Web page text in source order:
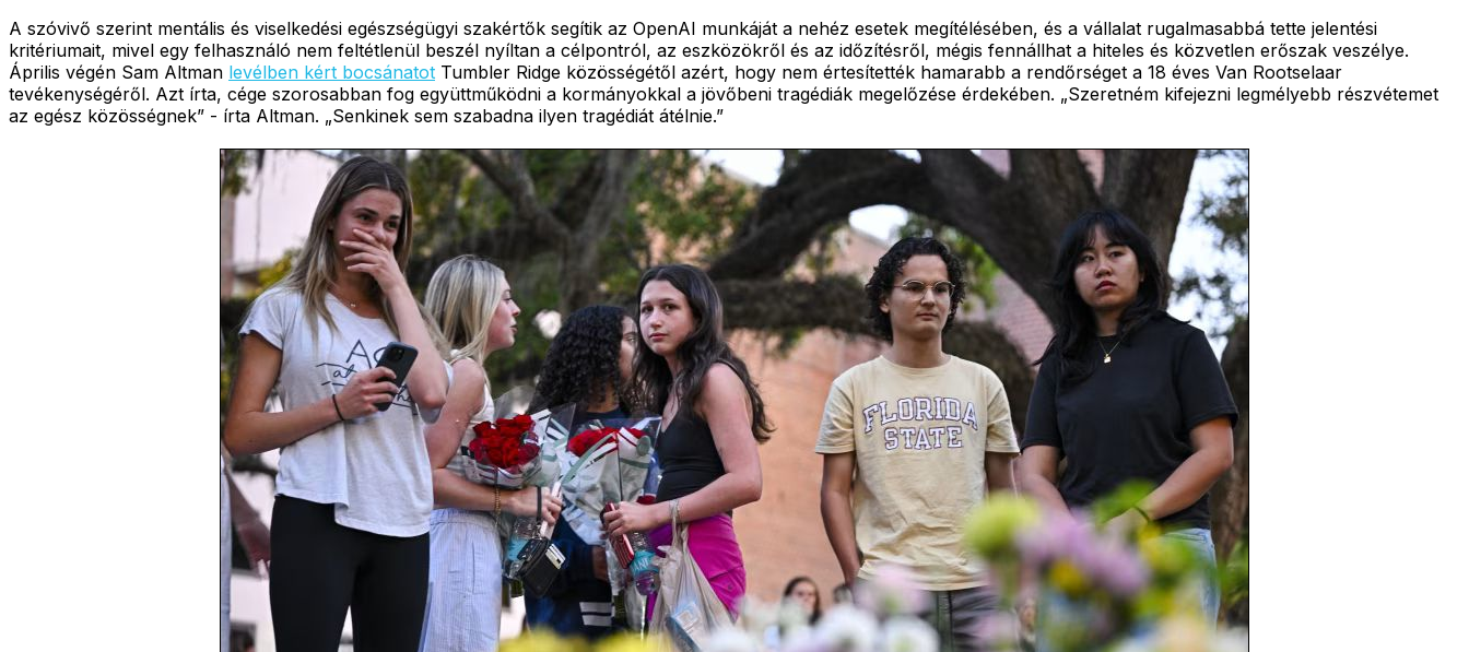
A szóvivő szerint mentális és viselkedési egészségügyi szakértők segítik az OpenAI munkáját a nehéz esetek megítélésében, és a vállalat rugalmasabbá tette jelentési
kritériumait, mivel egy felhasználó nem feltétlenül beszél nyíltan a célpontról, az eszközökről és az időzítésről, mégis fennállhat a hiteles és közvetlen erőszak veszélye.
Április végén Sam Altman levélben kért bocsánatot Tumbler Ridge közösségétől azért, hogy nem értesítették hamarabb a rendőrséget a 18 éves Van Rootselaar
tevékenységéről. Azt írta, cége szorosabban fog együttműködni a kormányokkal a jövőbeni tragédiák megelőzése érdekében. „Szeretném kifejezni legmélyebb részvétemet
az egész közösségnek” - írta Altman. „Senkinek sem szabadna ilyen tragédiát átélnie.”